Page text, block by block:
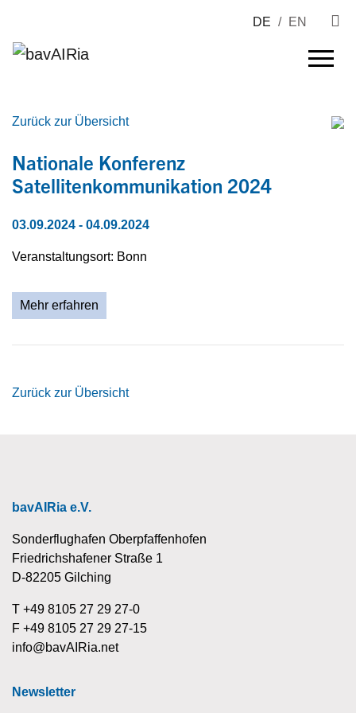
DE / EN
Zurück zur Übersicht
Nationale Konferenz
Satellitenkommunikation 2024
03.09.2024 - 04.09.2024
Veranstaltungsort: Bonn
Mehr erfahren
Zurück zur Übersicht
bavAIRia e.V.
Sonderflughafen Oberpfaffenhofen
Friedrichshafener Straße 1
D-82205 Gilching
T +49 8105 27 29 27-0
F +49 8105 27 29 27-15
info@bavAIRia.net
Newsletter